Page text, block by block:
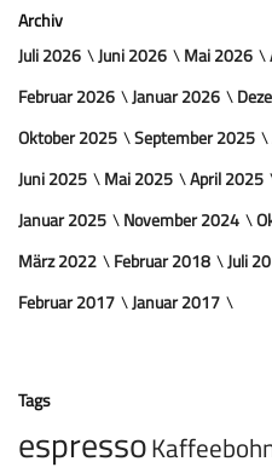
Archiv
Juli 2026
Juni 2026 Mai 2026
Februar 2026
Januar 2026
Oktober 2025
September 2025
Juni 2025
Mai 2025 April 2025
Januar 2025
November 2024
März 2022
Februar 2018 Juli
Februar 2017
Januar 2017
Tags
espresso